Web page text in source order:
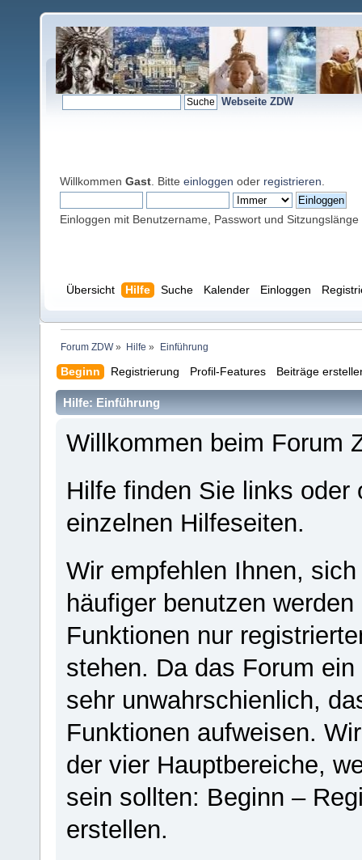
Webseite ZDW
Willkommen Gast . Bitte einloggen oder registrieren
Einloggen mit Benutzername, Passwort und Sitzungslänge
Übersicht Hilfe Suche Kalender Einloggen
Forum ZDW» Hilfe » Einführung
Beginn Registrierung Profil-Features Beiträge
Hilfe: Einführung
Willkommen beim Forum
Hilfe finden Sie links
einzelnen Hilfeseiten.
Wir empfehlen Ihnen,
häufiger benutzen
Funktionen nur
stehen. Da das Forum
sehr unwahrschienlich,
Funktionen aufweisen.
der vier Hauptbereiche,
sein sollten: Beginn –
erstellen.